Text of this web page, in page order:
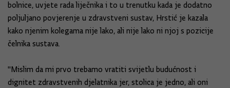
bolnice, uvjete rada liječnika i to u trenutku kada je dodatno
poljuljano povjerenje u zdravstveni sustav, Hrstić je kazala
kako njenim kolegama nije lako, ali nije lako ni njoj s pozicije
čelnika sustava.
"Mislim da mi prvo trebamo vratiti svijetlu budućnost i
dignitet zdravstvenih djelatnika jer, stolica je jedno, ali oni